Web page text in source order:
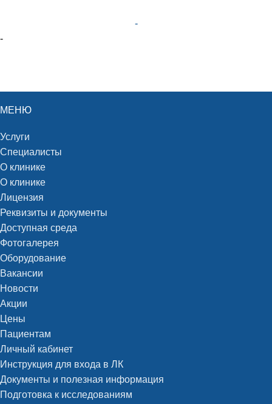
-
-
МЕНЮ
Услуги
Специалисты
О клинике
О клинике
Лицензия
Реквизиты и документы
Доступная среда
Фотогалерея
Оборудование
Вакансии
Новости
Акции
Цены
Пациентам
Личный кабинет
Инструкция для входа в ЛК
Документы и полезная информация
Подготовка к исследованиям